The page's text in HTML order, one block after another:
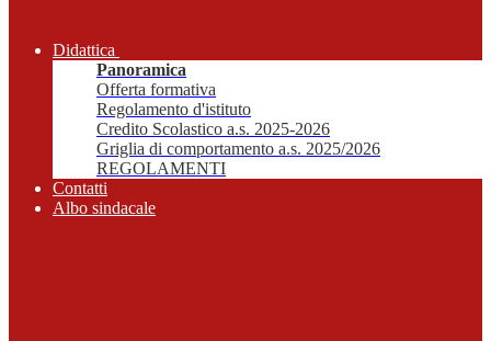
Didattica
Panoramica
Offerta formativa
Regolamento d'istituto
Credito Scolastico a.s. 2025-2026
Griglia di comportamento a.s. 2025/2026
REGOLAMENTI
Contatti
Albo sindacale